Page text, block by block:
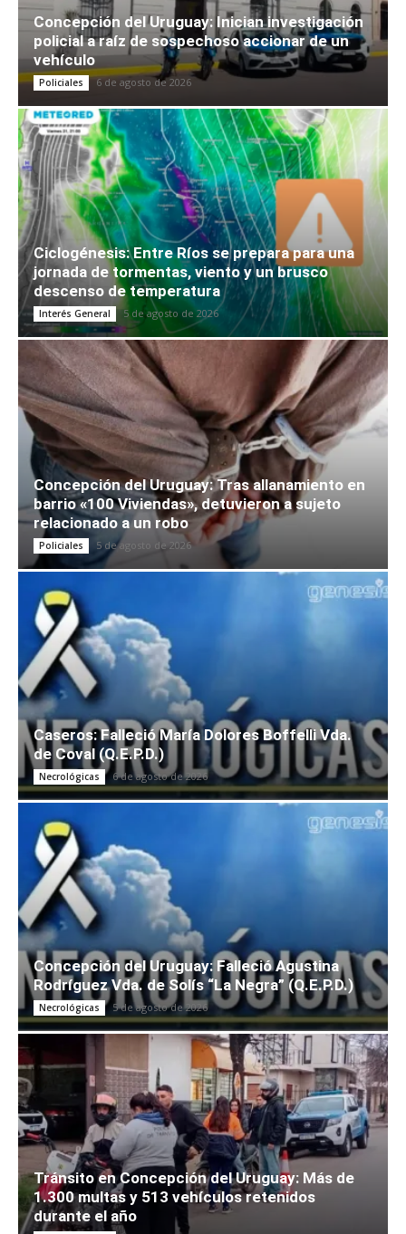
Concepción del Uruguay: Inician investigación
policial a raíz de sospechoso accionar de un
vehículo
Policiales 6 de agosto de 2026
Ciclogénesis: Entre Ríos se prepara para una
jornada de tormentas, viento y un brusco
descenso de temperatura
Interés General 5 de agosto de 2026
Concepción del Uruguay: Tras allanamiento en
barrio «100 Viviendas», detuvieron a sujeto
relacionado a un robo
Policiales 5 de agosto de 2026
Caseros: Falleció María Dolores Boffelli Vda.
de Coval (Q.E.P.D.)
Necrológicas 6 de agosto de 2026
Concepción del Uruguay: Falleció Agustina
Rodríguez Vda. de Solís “La Negra” (Q.E.P.D.)
Necrológicas 5 de agosto de 2026
Tránsito en Concepción del Uruguay: Más de
1.300 multas y 513 vehículos retenidos
durante el año